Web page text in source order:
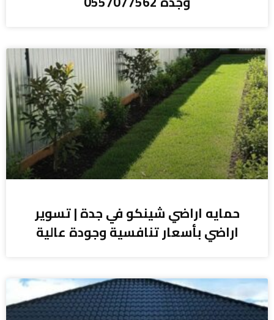
حمايه اراضي شينكو في جدة | تسوير
اراضي بأسعار تنافسية وجودة عالية